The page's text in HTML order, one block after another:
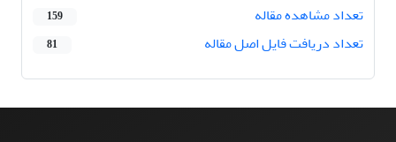
تعداد مشاهده مقاله
159
تعداد دریافت فایل اصل مقاله 81